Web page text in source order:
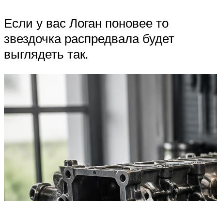
Если у вас Логан поновее то
звездочка распредвала будет
выглядеть так.